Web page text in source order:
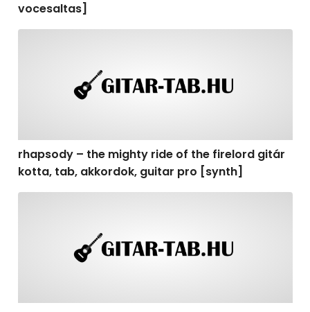
vocesaltas]
rhapsody – the mighty ride of the firelord gitár
kotta, tab, akkordok, guitar pro [synth]